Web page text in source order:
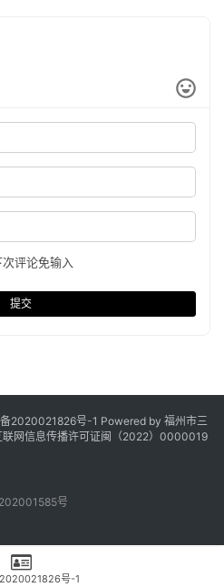
评论免输入
提交
2020021826号-1 Powered by 福州市三
联网信息传播许可证闽（2022）0000019
号
号-1